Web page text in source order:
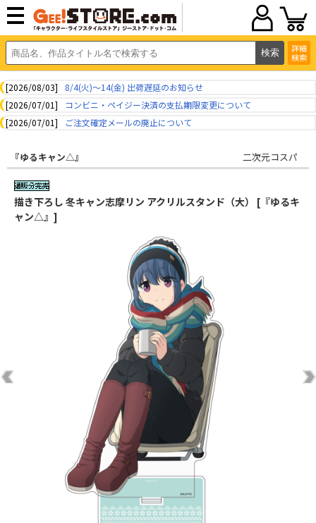
詳細
検索
[2026/08/03]
8/4(火)～14(金) 出荷遅延のお知らせ
[2026/07/01]
コンビニ・ペイジー決済の支払期限変更について
[2026/07/01]
ご注文確定メールの廃止について
『ゆるキャン△』 二次元コスパ
描き下ろし 冬キャン志摩リン アクリルスタンド（大） [『ゆるキ
ャン△』]